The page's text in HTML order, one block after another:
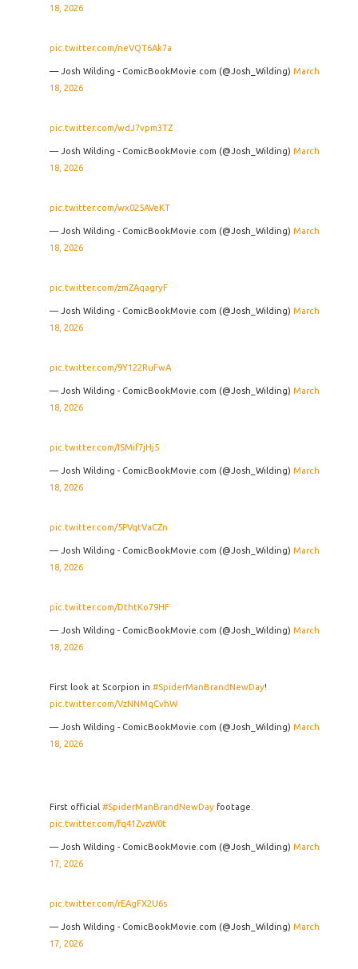
18, 2026
pic.twitter.com/neVQT6Ak7a
— Josh Wilding - ComicBookMovie.com (@Josh_Wilding) March
18, 2026
pic.twitter.com/wdJ7vpm3TZ
— Josh Wilding - ComicBookMovie.com (@Josh_Wilding) March
18, 2026
pic.twitter.com/wx025AVeKT
— Josh Wilding - ComicBookMovie.com (@Josh_Wilding) March
18, 2026
pic.twitter.com/zmZAqagryF
— Josh Wilding - ComicBookMovie.com (@Josh_Wilding) March
18, 2026
pic.twitter.com/9Y122RuFwA
— Josh Wilding - ComicBookMovie.com (@Josh_Wilding) March
18, 2026
pic.twitter.com/ISMif7jHj5
— Josh Wilding - ComicBookMovie.com (@Josh_Wilding) March
18, 2026
pic.twitter.com/5PVqtVaCZn
— Josh Wilding - ComicBookMovie.com (@Josh_Wilding) March
18, 2026
pic.twitter.com/DthtKo79HF
— Josh Wilding - ComicBookMovie.com (@Josh_Wilding) March
18, 2026
First look at Scorpion in #SpiderManBrandNewDay!
pic.twitter.com/VzNNMqCvhW
— Josh Wilding - ComicBookMovie.com (@Josh_Wilding) March
18, 2026
First official #SpiderManBrandNewDay footage.
pic.twitter.com/fq41ZvzW0t
— Josh Wilding - ComicBookMovie.com (@Josh_Wilding) March
17, 2026
pic.twitter.com/rEAgFX2U6s
— Josh Wilding - ComicBookMovie.com (@Josh_Wilding) March
17, 2026